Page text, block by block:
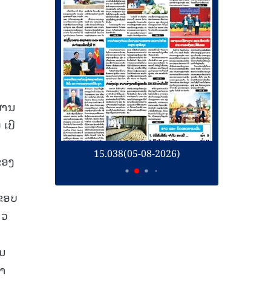
ນ
ບີ
ງ
ບ
15.037(04-08-2026)